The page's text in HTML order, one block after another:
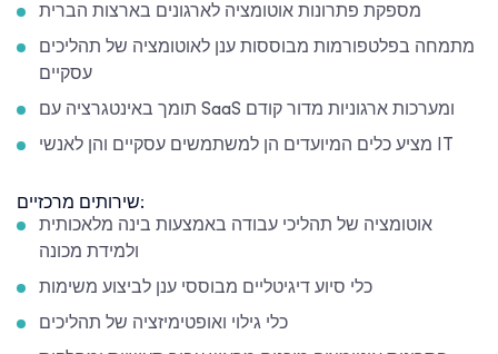
מספקת פתרונות אוטומציה לארגונים בארצות הברית
מתמחה בפלטפורמות מבוססות ענן לאוטומציה של תהליכים
עסקיים
תומך באינטגרציה עם SaaS ומערכות ארגוניות מדור קודם
שירותים מרכזיים:
אוטומציה של תהליכי עבודה באמצעות בינה מלאכותית
ולמידת מכונה
כלי סיוע דיגיטליים מבוססי ענן לביצוע משימות
כלי גילוי ואופטימיזציה של תהליכים